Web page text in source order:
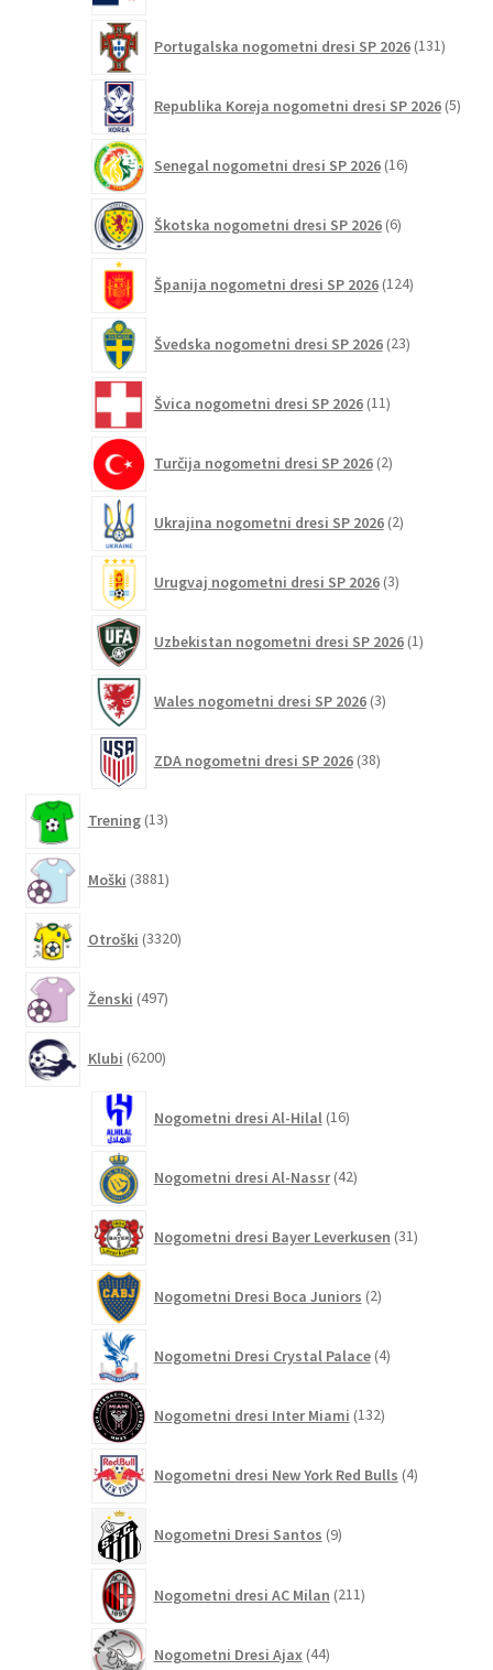
Portugalska nogometni dresi SP 2026 131
Republika Koreja nogometni dresi SP 2026 5
Senegal nogometni dresi SP 2026 16izdelkov
Škotska nogometni dresi SP 2026 6izdelkov
Španija nogometni dresi SP 2026 124izdelkov
Švedska nogometni dresi SP 2026 23izdelkov
Švica nogometni dresi SP 2026 11izdelkov
Turčija nogometni dresi SP 2026 2izdelka
Ukrajina nogometni dresi SP 2026 2izdelka
Urugvaj nogometni dresi SP 2026 3izdelki
Uzbekistan nogometni dresi SP 2026 1izdelek
Wales nogometni dresi SP 2026 3izdelki
ZDA nogometni dresi SP 2026 38izdelkov
Trening 13izdelkov
Moški 3881izdelkov
Otroški 3320izdelkov
Ženski 497izdelkov
Klubi 6200izdelkov
Nogometni dresi Al-Hilal 16izdelkov
Nogometni dresi Al-Nassr 42izdelkov
Nogometni dresi Bayer Leverkusen 31izdelkov
Nogometni Dresi Boca Juniors 2izdelka
Nogometni Dresi Crystal Palace 4izdelki
Nogometni dresi Inter Miami 132izdelkov
Nogometni dresi New York Red Bulls 4izdelki
Nogometni Dresi Santos 9izdelkov
Nogometni dresi AC Milan 211izdelkov
Nogometni Dresi Ajax 44izdelkov